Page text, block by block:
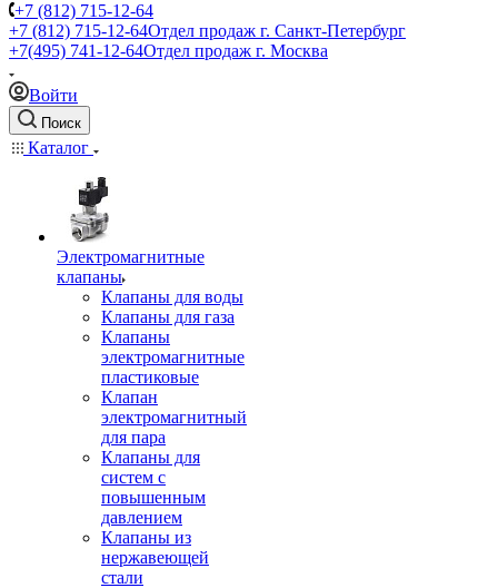
+7 (812) 715-12-64
+7 (812) 715-12-64Отдел продаж г. Санкт-Петербург
+7(495) 741-12-64Отдел продаж г. Москва
Войти
Поиск
Каталог
Электромагнитные
клапаны
Клапаны для воды
Клапаны для газа
Клапаны
электромагнитные
пластиковые
Клапан
электромагнитный
для пара
Клапаны для
систем с
повышенным
давлением
Клапаны из
нержавеющей
стали